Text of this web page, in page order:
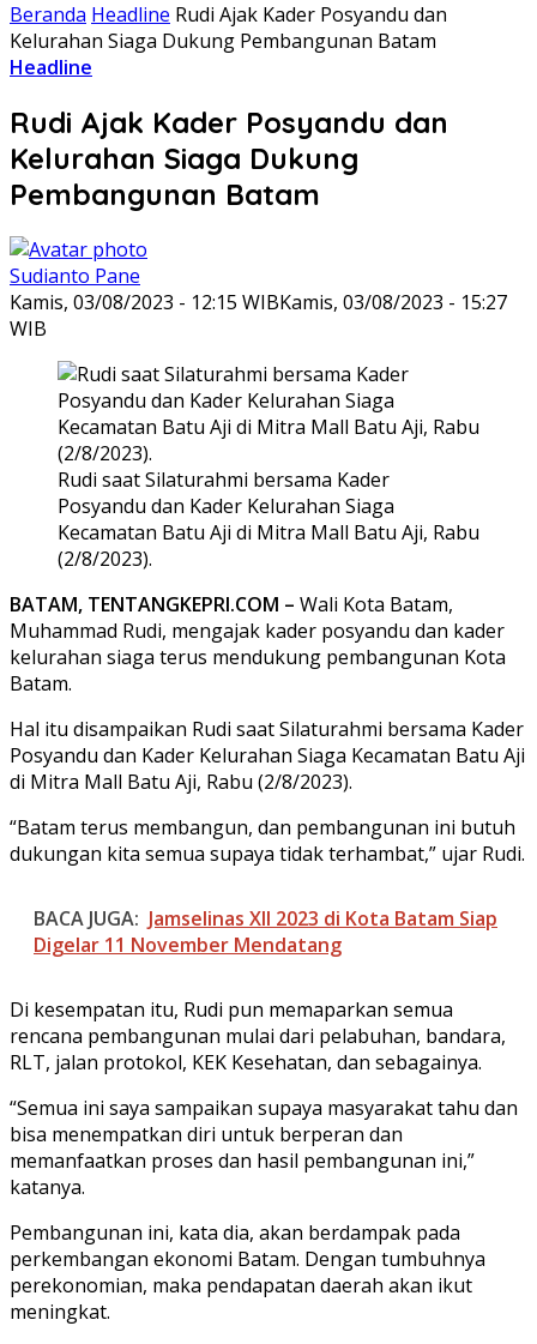
Beranda Headline Rudi Ajak Kader Posyandu dan
Kelurahan Siaga Dukung Pembangunan Batam
Headline
Rudi Ajak Kader Posyandu dan
Kelurahan Siaga Dukung
Pembangunan Batam
Sudianto Pane
Kamis, 03/08/2023 - 12:15 WIBKamis, 03/08/2023 - 15:27
WIB
Rudi saat Silaturahmi bersama Kader
Posyandu dan Kader Kelurahan Siaga
Kecamatan Batu Aji di Mitra Mall Batu Aji, Rabu
(2/8/2023).
BATAM, TENTANGKEPRI.COM – Wali Kota Batam,
Muhammad Rudi, mengajak kader posyandu dan kader
kelurahan siaga terus mendukung pembangunan Kota
Batam.
Hal itu disampaikan Rudi saat Silaturahmi bersama Kader
Posyandu dan Kader Kelurahan Siaga Kecamatan Batu Aji
di Mitra Mall Batu Aji, Rabu (2/8/2023).
“Batam terus membangun, dan pembangunan ini butuh
dukungan kita semua supaya tidak terhambat,” ujar Rudi.
BACA JUGA: Jamselinas XII 2023 di Kota Batam Siap
Digelar 11 November Mendatang
Di kesempatan itu, Rudi pun memaparkan semua
rencana pembangunan mulai dari pelabuhan, bandara,
RLT, jalan protokol, KEK Kesehatan, dan sebagainya.
“Semua ini saya sampaikan supaya masyarakat tahu dan
bisa menempatkan diri untuk berperan dan
memanfaatkan proses dan hasil pembangunan ini,”
katanya.
Pembangunan ini, kata dia, akan berdampak pada
perkembangan ekonomi Batam. Dengan tumbuhnya
perekonomian, maka pendapatan daerah akan ikut
meningkat.